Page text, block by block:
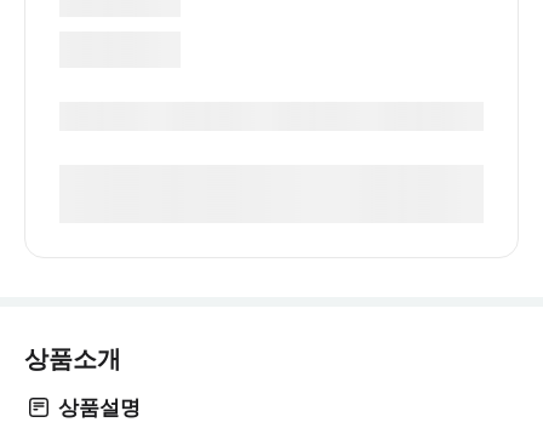
상품소개
상품설명